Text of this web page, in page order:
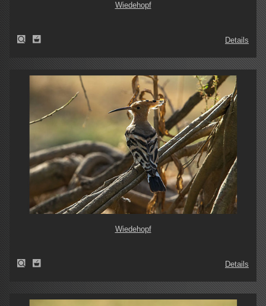
Wiedehopf
Details
Wiedehopf
Details